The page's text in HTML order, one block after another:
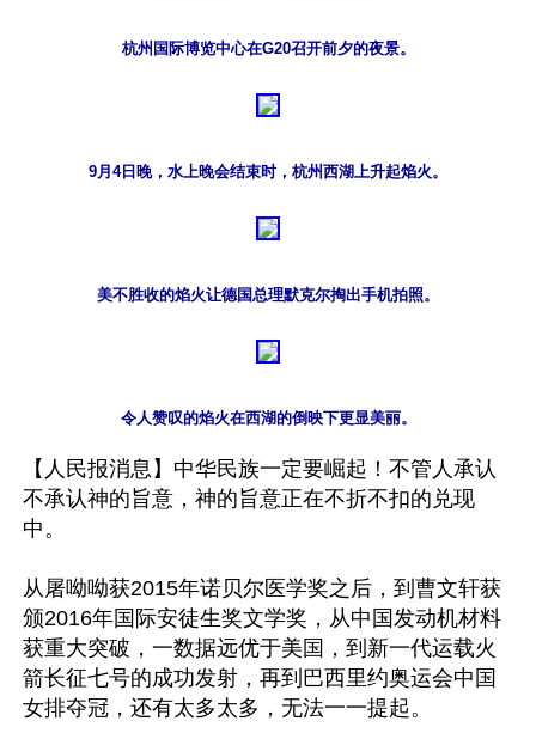
9月4日晚，水上晚会结束时，杭州西湖上升起焰火。
美不胜收的焰火让德国总理默克尔掏出手机拍照。
令人赞叹的焰火在西湖的倒映下更显美丽。
【人民报消息】中华民族一定要崛起！不管人承认
不承认神的旨意，神的旨意正在不折不扣的兑现
中。
从屠呦呦获2015年诺贝尔医学奖之后，到曹文轩获
颁2016年国际安徒生奖文学奖，从中国发动机材料
获重大突破，一数据远优于美国，到新一代运载火
箭长征七号的成功发射，再到巴西里约奥运会中国
女排夺冠，还有太多太多，无法一一提起。